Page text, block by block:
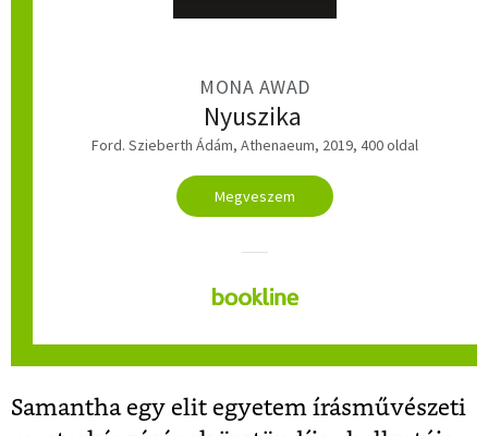
MONA AWAD
Nyuszika
Ford. Szieberth Ádám, Athenaeum, 2019, 400 oldal
Megveszem
Samantha egy elit egyetem írásművészeti